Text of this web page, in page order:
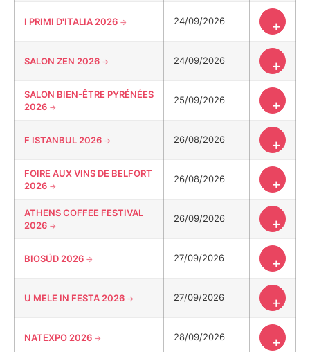
I PRIMI D'ITALIA 2026 24/09/2026 +
SALON ZEN 2026 24/09/2026 +
SALON BIEN-ÊTRE PYRÉNÉES
2026
25/09/2026 +
F ISTANBUL 2026 26/08/2026 +
FOIRE AUX VINS DE BELFORT
2026
26/08/2026 +
ATHENS COFFEE FESTIVAL
2026
26/09/2026 +
BIOSÜD 2026 27/09/2026 +
U MELE IN FESTA 2026 27/09/2026 +
NATEXPO 2026 28/09/2026 +